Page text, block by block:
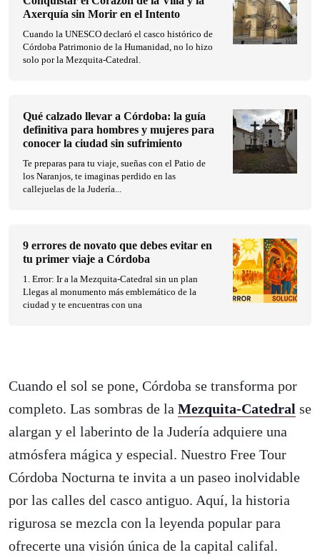
Cuando el sol se pone, Córdoba se transforma por
completo. Las sombras de la Mezquita-Catedral se
alargan y el laberinto de la Judería adquiere una
atmósfera mágica y especial. Nuestro Free Tour
Córdoba Nocturna te invita a un paseo inolvidable
por las calles del casco antiguo. Aquí, la historia
rigurosa se mezcla con la leyenda popular para
ofrecerte una visión única de la capital califal.
Axerquía sin Morir en el Intento
Cuando la UNESCO declaró el casco histórico de
Córdoba Patrimonio de la Humanidad, no lo hizo
solo por la Mezquita-Catedral.
Qué calzado llevar a Córdoba: la guía
definitiva para hombres y mujeres para
conocer la ciudad sin sufrimiento
Te preparas para tu viaje, sueñas con el Patio de
los Naranjos, te imaginas perdido en las
callejuelas de la Judería...
9 errores de novato que debes evitar en
tu primer viaje a Córdoba
1. Error: Ir a la Mezquita-Catedral sin un plan
Llegas al monumento más emblemático de la
ciudad y te encuentras con una